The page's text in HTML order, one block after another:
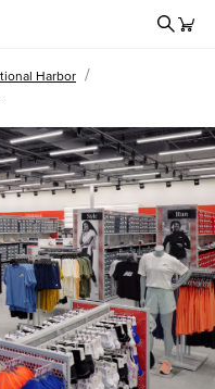
Harbor /